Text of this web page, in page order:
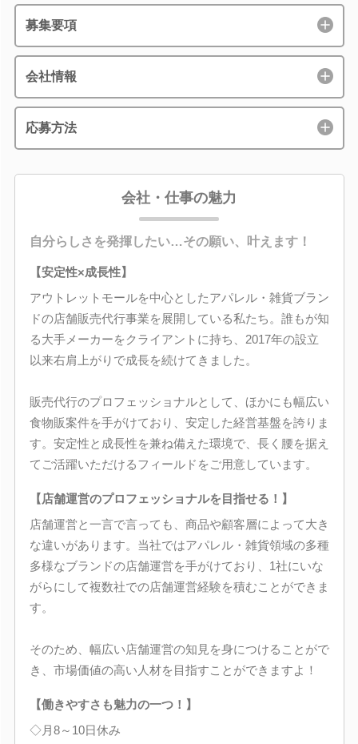
募集要項
会社情報
応募方法
会社・仕事の魅力
自分らしさを発揮したい…その願い、叶えます！
【安定性×成長性】
アウトレットモールを中心としたアパレル・雑貨ブラン
ドの店舗販売代行事業を展開している私たち。誰もが知
る大手メーカーをクライアントに持ち、2017年の設立
以来右肩上がりで成長を続けてきました。
販売代行のプロフェッショナルとして、ほかにも幅広い
食物販案件を手がけており、安定した経営基盤を誇りま
す。安定性と成長性を兼ね備えた環境で、長く腰を据え
てご活躍いただけるフィールドをご用意しています。
【店舗運営のプロフェッショナルを目指せる！】
店舗運営と一言で言っても、商品や顧客層によって大き
な違いがあります。当社ではアパレル・雑貨領域の多種
多様なブランドの店舗運営を手がけており、1社にいな
がらにして複数社での店舗運営経験を積むことができま
す。
そのため、幅広い店舗運営の知見を身につけることがで
き、市場価値の高い人材を目指すことができますよ！
【働きやすさも魅力の一つ！】
◇月8～10日休み